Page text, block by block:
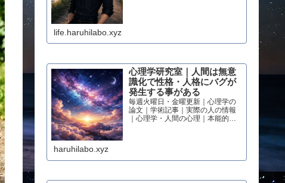
life.haruhilabo.xyz
心理学研究室｜人間は無意
識化で性格・人格にバグが
発生する事がある
毎週火曜日・金曜更新｜心理学の
論文｜学術記事｜実際の人の情報
｜心理学・人間の心理｜本能的心
haruhilabo.xyz